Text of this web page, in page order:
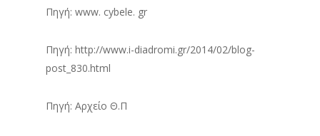
Πηγή: www. cybele. gr
Πηγή: http://www.i-diadromi.gr/2014/02/blog-
post_830.html
Πηγή: Αρχείο Θ.Π